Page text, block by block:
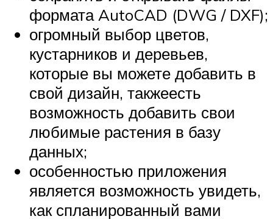
формата AutoCAD (DWG / DXF);
огромный выбор цветов,
кустарников и деревьев,
которые вы можете добавить в
свой дизайн, такжеесть
возможность добавить свои
любимые растения в базу
данных;
особенностью приложения
является возможность увидеть,
как спланированный вами